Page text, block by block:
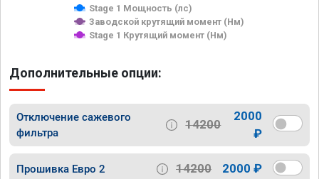
Stage 1 Мощность (лс)
Заводской крутящий момент (Нм)
Stage 1 Крутящий момент (Нм)
Дополнительные опции:
Отключение сажевого
фильтра
14200
2000
₽
Прошивка Евро 2 14200 2000 ₽